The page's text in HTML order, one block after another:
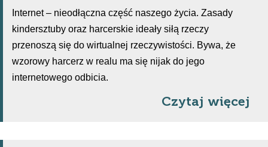
Internet – nieodłączna część naszego życia. Zasady
kindersztuby oraz harcerskie ideały siłą rzeczy
przenoszą się do wirtualnej rzeczywistości. Bywa, że
wzorowy harcerz w realu ma się nijak do jego
internetowego odbicia.
Czytaj więcej